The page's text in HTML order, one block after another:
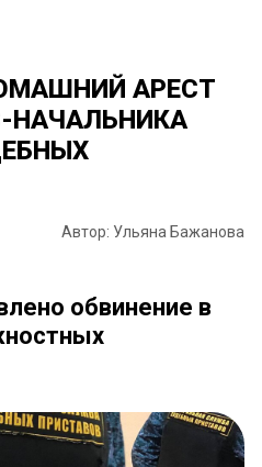
АРЕСТ
НАЧАЛЬНИКА
Автор: Ульяна Бажанова
обвинение в